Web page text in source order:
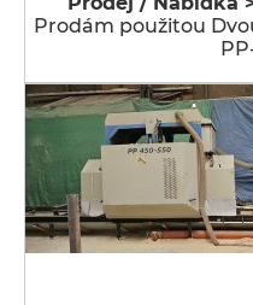
Prodám použitou